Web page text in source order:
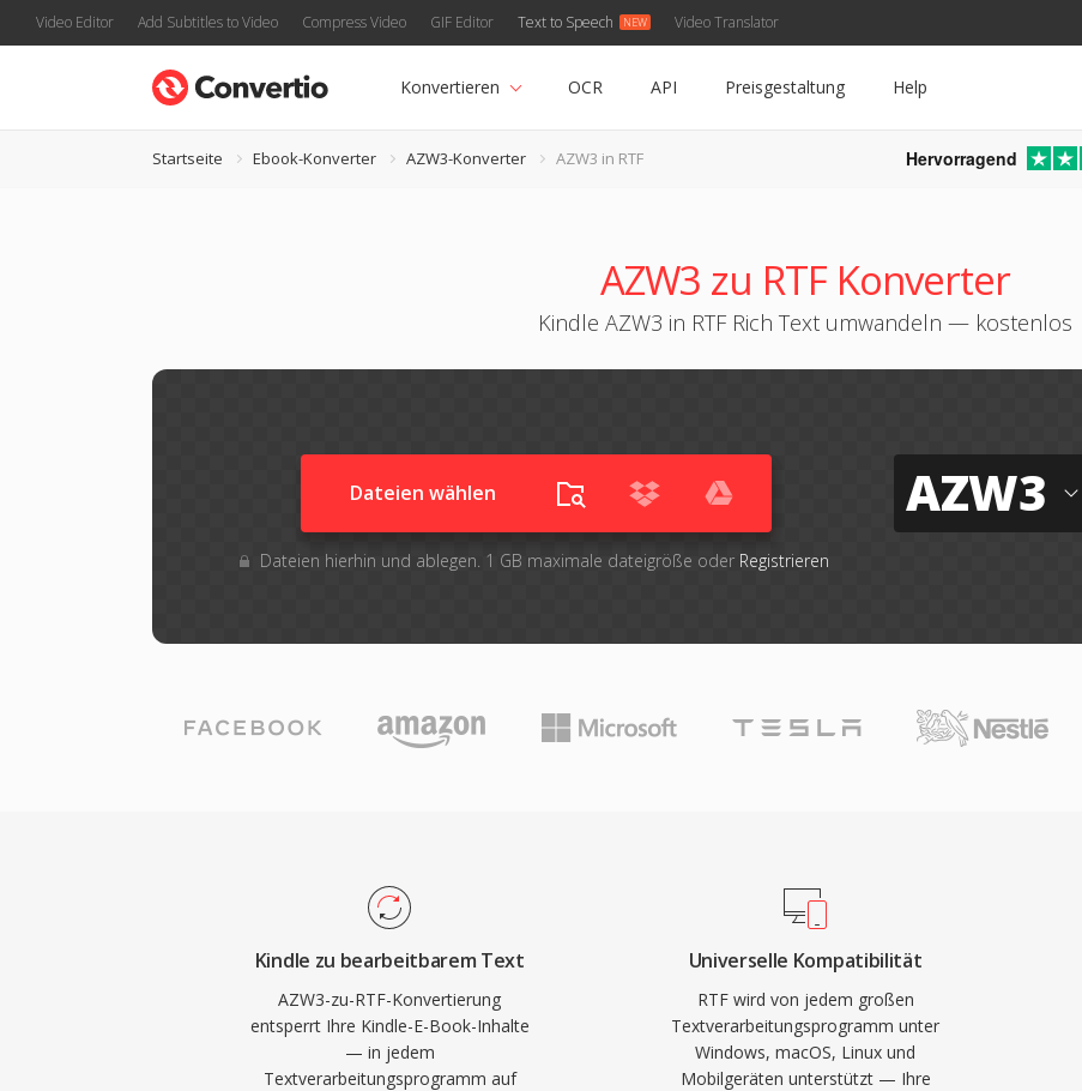
Video Editor Add Subtitles to Video Compress Video GIF Editor Text to Speech Video Translator
Konvertieren OCR API Preisgestaltung Help
Startseite Ebook-Konverter AZW3-Konverter AZW3 in RTF Hervorragend
AZW3 zu RTF Konverter
Kindle AZW3 in RTF Rich Text umwandeln — kostenlos
Dateien wählen
Dateien hierhin und ablegen. 1 GB maximale dateigröße oder Registrieren
AZW3
Kindle zu bearbeitbarem Text
AZW3-zu-RTF-Konvertierung
entsperrt Ihre Kindle-E-Book-Inhalte
— in jedem
Textverarbeitungsprogramm auf
Universelle Kompatibilität
RTF wird von jedem großen
Textverarbeitungsprogramm unter
Windows, macOS, Linux und
Mobilgeräten unterstützt — Ihre